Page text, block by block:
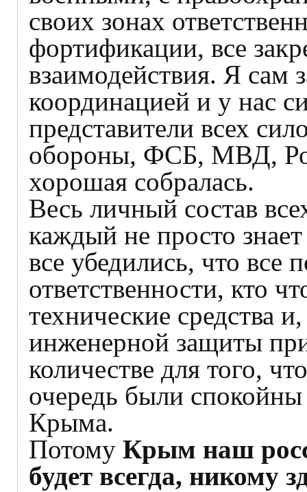
своих зонах
фортификации, все
взаимодействия. Я сам
координацией и у нас
представители всех
обороны, ФСБ, МВД,
хорошая собралась.
Весь личный состав
каждый не просто
все убедились, что все
ответственности, кто
технические средства и,
инженерной защиты
количестве для того,
очередь были спокойны
Крыма.
Потому Крым наш
будет всегда, никому